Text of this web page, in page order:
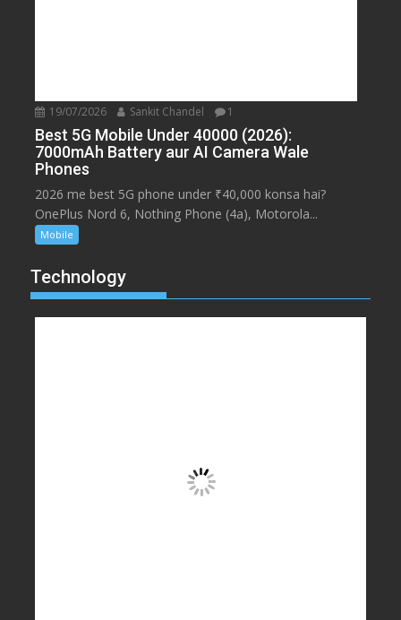
19/07/2026 Sankit Chandel 1
Best 5G Mobile Under 40000 (2026):
7000mAh Battery aur AI Camera Wale
Phones
2026 me best 5G phone under ₹40,000 konsa hai?
OnePlus Nord 6, Nothing Phone (4a), Motorola...
Mobile
Technology